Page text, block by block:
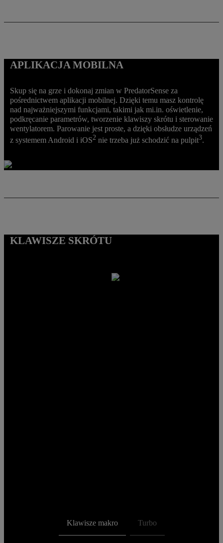
APLIKACJA MOBILNA
Skup się na grze i dokonaj zmian w PredatorSense za
pośrednictwem aplikacji mobilnej. Dzięki temu masz kontrolę
nad najważniejszymi funkcjami, takimi jak mi.in. oświetlenie,
podkręcanie parametrów, tworzenie klawiszy skrótu i sterowanie
wentylatorem. Parowanie jest proste, a dzięki obsłudze urządzeń
z systemem Android i iOS2 nie trzeba już schodzić na pulpit3.
KLAWISZE SKRÓTU
Klawisze makro Turbo